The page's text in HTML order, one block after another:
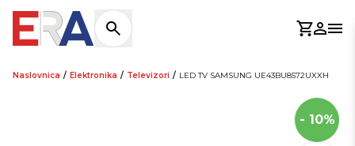
Košarica
Naslovnica / Elektronika / Televizori / LED TV SAMSUNG UE43BU8572UXXH
- 10%